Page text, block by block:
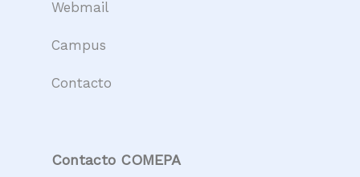
Webmail
Campus
Contacto
Contacto COMEPA